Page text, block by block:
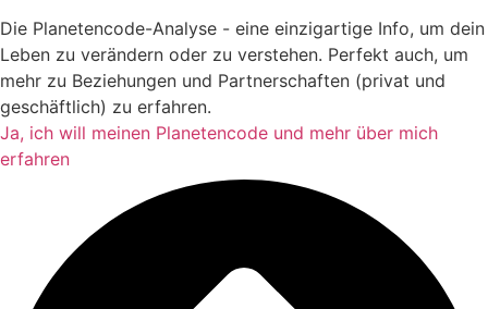
Die Planetencode-Analyse - eine einzigartige Info, um dein
Leben zu verändern oder zu verstehen. Perfekt auch, um
mehr zu Beziehungen und Partnerschaften (privat und
geschäftlich) zu erfahren.
Ja, ich will meinen Planetencode und mehr über mich
erfahren